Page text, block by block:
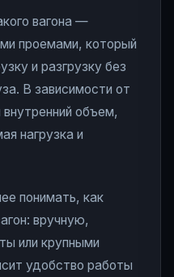
вагона —
проемами, который
и разгрузку без
В зависимости от
объем,
нагрузка и
понимать, как
вручную,
или крупными
удобство работы